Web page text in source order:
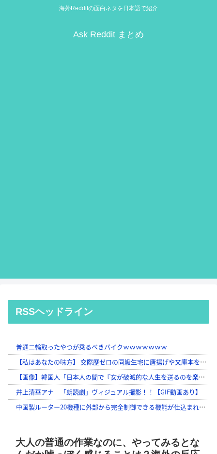
海外Redditの面白ネタを日本語で紹介
Ask Reddit まとめ
RSSヘッドライン
大人の普通の作業なのに、やってみるとな